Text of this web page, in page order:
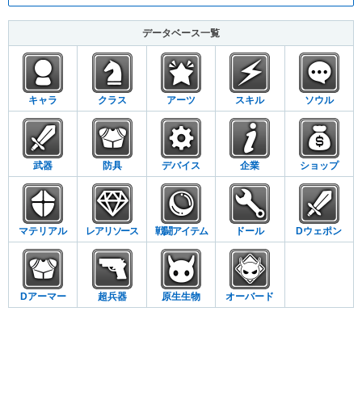
データベース一覧
キャラ クラス アーツ スキル ソウル
武器 防具 デバイス 企業 ショップ
マテリアル レアリソース 戦闘アイテム ドール Dウェポン
Dアーマー 超兵器 原生生物 オーバード